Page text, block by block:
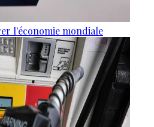
l'économie mondiale